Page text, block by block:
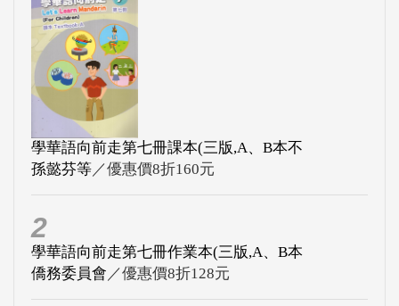
學華語向前走第七冊課本(三版,A、B本不
孫懿芬等／優惠價8折160元
2
學華語向前走第七冊作業本(三版,A、B本
僑務委員會 ／優惠價8折128元